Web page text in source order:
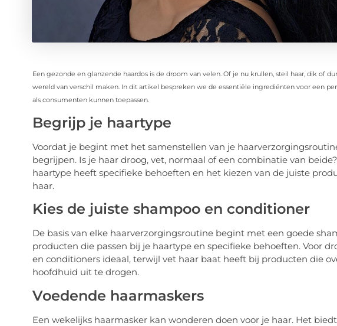
Een gezonde en glanzende haardos is de droom van velen. Of je nu krullen, steil haar, dik of
wereld van verschil maken. In dit artikel bespreken we de essentiële ingrediënten voor een
als consumenten kunnen toepassen.
Begrijp je haartype
Voordat je begint met het samenstellen van je
begrijpen. Is je haar droog, vet, normaal of een combinatie van
haartype heeft specifieke behoeften en het kiezen van de juiste
haar.
Kies de juiste shampoo en conditioner
De basis van elke haarverzorgingsroutine begint met een goede
producten die passen bij je haartype en specifieke behoeften. Voor
en conditioners ideaal, terwijl vet haar baat heeft bij producten die
hoofdhuid uit te drogen.
Voedende haarmaskers
Een wekelijks haarmasker kan wonderen doen voor je haar. Het